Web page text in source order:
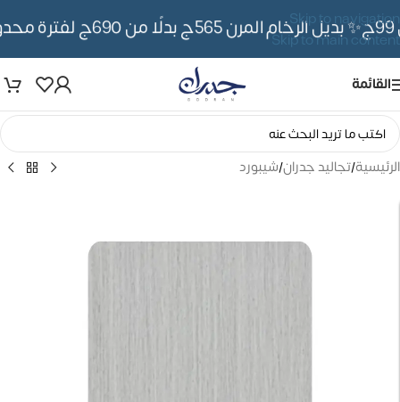
Skip to navigation
Skip to main content
✨ بديل الرخام المرن 565ج بدلًا من 690ج لفترة محدوده
القائمة
الرئيسية/تجاليد جدران/شيبورد